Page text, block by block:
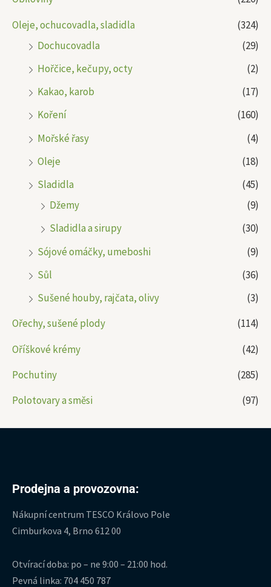
Oleje, ochucovadla, sladidla
(324)
Dochucovadla
(29)
Hořčice, kečupy, octy
(2)
Kakao, karob
(17)
Koření
(160)
Mořské řasy
(4)
Oleje
(18)
Sladidla
(45)
Džemy
(9)
Sladidla a sirupy
(30)
Sójové omáčky, umeboshi
(9)
Sůl
(36)
Sušené houby, rajčata, olivy
(3)
Ořechy, sušené plody
(114)
Oříškové krémy
(42)
Pochutiny
(285)
Polotovary a směsi
(97)
Prodejna a provozovna:
Nákupní centrum TESCO Královo Pole
Cimburkova 4, Brno 612 00
Otvírací doba: po – ne 9:00 – 21:00 hod.
Pevná linka: 704 450 787